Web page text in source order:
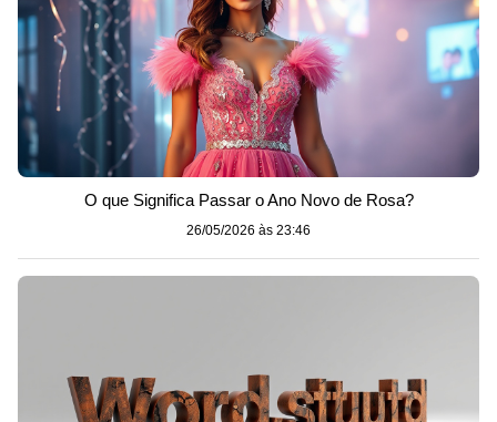
O que Significa Passar o Ano Novo de Rosa?
26/05/2026 às 23:46